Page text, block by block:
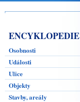
ENCYKLOPEDIE
Osobnosti
Události
Ulice
Objekty
Stavby, areály